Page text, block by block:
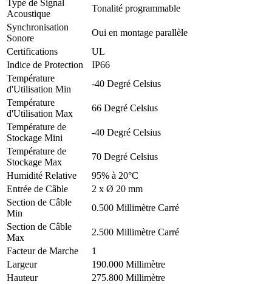
Type de Signal
Acoustique
Tonalité programmable
Synchronisation
Sonore
Oui en montage parallèle
Certifications
UL
Indice de Protection
IP66
Température
d'Utilisation Min
-40 Degré Celsius
Température
d'Utilisation Max
66 Degré Celsius
Température de
Stockage Mini
-40 Degré Celsius
Température de
Stockage Max
70 Degré Celsius
Humidité Relative
95% à 20°C
Entrée de Câble
2 x Ø 20 mm
Section de Câble
Min
0.500 Millimètre Carré
Section de Câble
Max
2.500 Millimètre Carré
Facteur de Marche
1
Largeur
190.000 Millimètre
Hauteur
275.800 Millimètre